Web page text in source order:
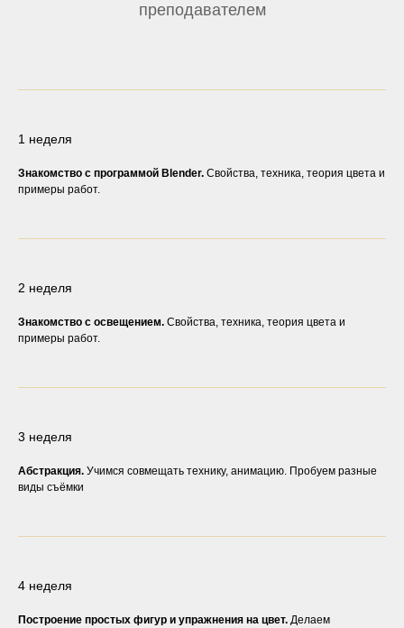
преподавателем
1 неделя
Знакомство с программой Blender. Свойства, техника, теория цвета и
примеры работ.
2 неделя
Знакомство с освещением. Свойства, техника, теория цвета и
примеры работ.
3 неделя
Абстракция. Учимся совмещать технику, анимацию. Пробуем разные
виды съёмки
4 неделя
Построение простых фигур и упражнения на цвет. Делаем